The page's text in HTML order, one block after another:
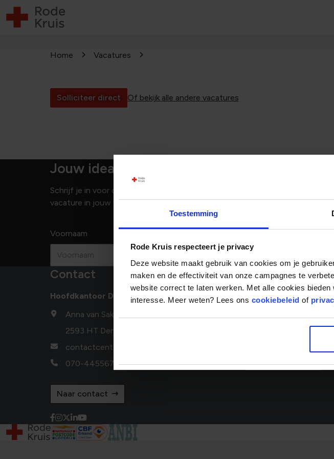
Toestemming
Rode Kruis respecteert je privacy
Deze website maakt gebruik van cookies om je
maken en de effectiviteit van onze campagnes te
website correct te laten werken. Met alle cookies
interesse. Meer weten? Lees ons cookiebeleid of
Home Vacatures
Solliciteer direct Of bekijk alle andere vacatures
Jouw ideale vacature niet kunnen vinden?
Schrijf je in voor onze vacature alert en je bent als eerste op de hoogte
vacature in jouw vakgebied openen!
Voornaam
Contact
Hoofdkantoor Den Haag
Anna van Saksenlaan 50
2593 HT Den Haag
contactcenter@redcross.nl
070-4455678
Naar contact
Over ons
‘Samen mensen écht
Door onze ambities
organisatie met impact